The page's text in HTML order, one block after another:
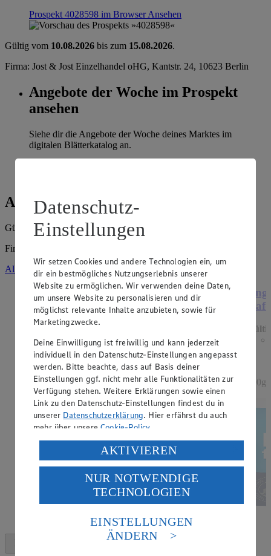
Prospekt 4028598 im BrowserAnsehen
Gültig vom 10.08.2026 bis zum 15.08.2026.
Firma: Jost & Jost Einzelhandel oHG, Kantstr. 24, 10623 Berlin
Angebote der Woche im Prospekt
ansehen
Siehe dir die Angebote der Woche deines Marktes im
digitalen Blätterkatalog an.
Angebote der Woche
Gültig vom 03.08.2026 bis zum08.08.2026
Firma: Jost & Jost Einzelhandel oHG, Kantstr. 24, 10623 Berlin
Alle Angebote ansehen
Angebot:Henglein Frischer Pizzateig
XXL
Gültig ab 08.08.2026
1.11 -60%
Rabattierter Preis von 1.11€ (Insgesamt -60%
Rabatt)
auf Backpapier, schmeckt wie selbstgemacht, 550g
Packung, (1kg = 2,02)
Datenschutz-
Einstellungen
Wir setzen Cookies und andere Technologien ein, um
dir ein bestmögliches Nutzungserlebnis unserer
Website zu ermöglichen. Wir verwenden deine Daten,
um unsere Website zu personalisieren und dir
möglichst relevante Inhalte anzubieten, sowie für
Marketingzwecke.
Deine Einwilligung ist freiwillig und kann jederzeit
individuell in den Datenschutz-Einstellungen angepasst
werden. Bitte beachte, dass auf Basis deiner
Einstellungen ggf. nicht mehr alle Funktionalitäten zur
Verfügung stehen. Weitere Erklärungen sowie einen
Link zu den Datenschutz-Einstellungen findest du in
unserer Datenschutzerklärung. Hier erfährst du auch
mehr über unsereCookie-Policy.
Verarbeitung deiner personenbezogenen Daten in den
USA durch Facebook und YouTube:
Wenn du auf „Aktivieren“ klickst, willigst du im Sinne
des Art. 49 Abs. 1 Satz 1 lit. a) DSGVO ein, dass deine
Daten in den USA verarbeitet werden. Der EuGH sieht
die USA als Land mit einem nach europäischen
Standards nicht angemessenen Datenschutzniveau an.
Es besteht das Risiko eines Zugriffs durch US-
AKTIVIEREN
NUR NOTWENDIGE
TECHNOLOGIEN
EINSTELLUNGEN
ÄNDERN